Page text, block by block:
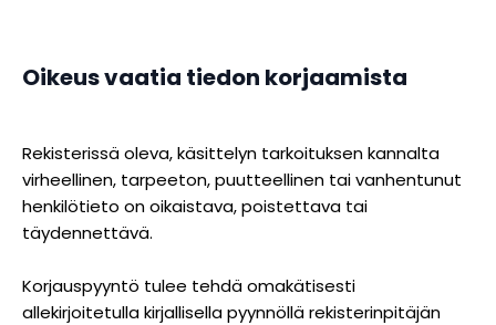
Oikeus vaatia tiedon korjaamista
Rekisterissä oleva, käsittelyn tarkoituksen kannalta
virheellinen, tarpeeton, puutteellinen tai vanhentunut
henkilötieto on oikaistava, poistettava tai
täydennettävä.
Korjauspyyntö tulee tehdä omakätisesti
allekirjoitetulla kirjallisella pyynnöllä rekisterinpitäjän